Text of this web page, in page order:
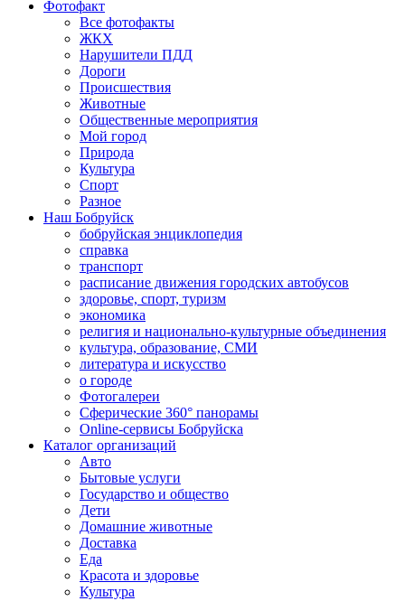
Фотофакт
Все фотофакты
ЖКХ
Нарушители ПДД
Дороги
Происшествия
Животные
Общественные мероприятия
Мой город
Природа
Культура
Спорт
Разное
Наш Бобруйск
бобруйская энциклопедия
справка
транспорт
расписание движения городских автобусов
здоровье, спорт, туризм
экономика
религия и национально-культурные объединения
культура, образование, СМИ
литература и искусство
о городе
Фотогалереи
Сферические 360° панорамы
Online-сервисы Бобруйска
Каталог организаций
Авто
Бытовые услуги
Государство и общество
Дети
Домашние животные
Доставка
Еда
Красота и здоровье
Культура